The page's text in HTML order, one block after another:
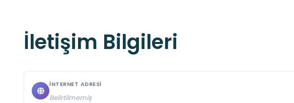
Çantada su ve atıştırmalık bulundurulmalıdır.
İletişim Bilgileri
İNTERNET ADRESI
Belirtilmemiş